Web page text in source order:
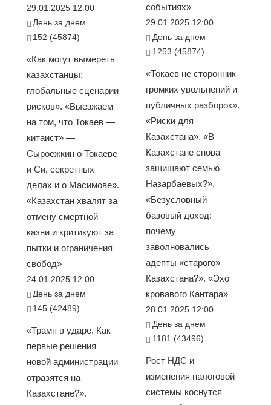
29.01.2025 12:00
День за днем
152 (45874)
«Как могут вымереть
казахстанцы:
глобальные сценарии
рисков». «Выезжаем
на том, что Токаев —
китаист» —
Сыроежкин о Токаеве
и Си, секретных
делах и о Масимове».
«Казахстан хвалят за
отмену смертной
казни и критикуют за
пытки и ограничения
свобод»
24.01.2025 12:00
День за днем
145 (42489)
«Трамп в ударе. Как
первые решения
новой администрации
отразятся на
Казахстане?».
событиях»
29.01.2025 12:00
День за днем
1253 (45874)
«Токаев не сторонник
громких увольнений и
публичных разборок».
«Риски для
Казахстана». «В
Казахстане снова
защищают семью
Назарбаевых?».
«Безусловный
базовый доход:
почему
заволновались
адепты «старого»
Казахстана?». «Эхо
кровавого Кантара»
28.01.2025 12:00
День за днем
1181 (43496)
Рост НДС и
изменения налоговой
системы коснутся